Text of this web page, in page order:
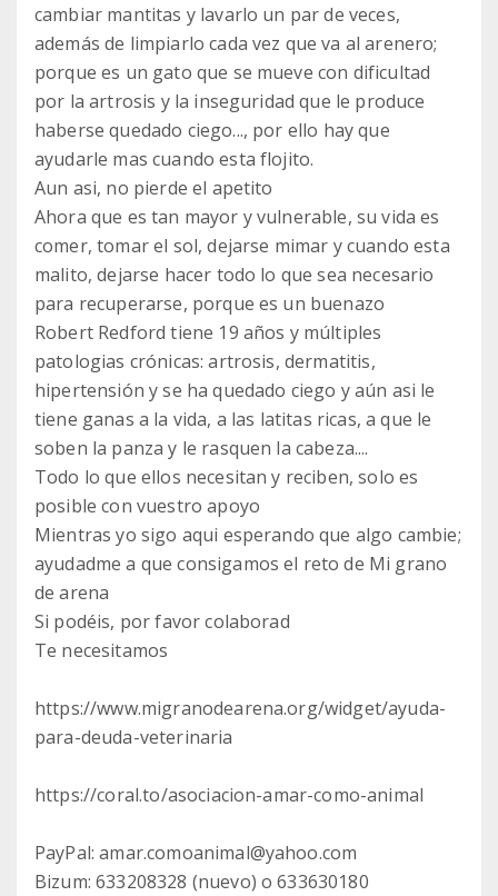
cambiar mantitas y lavarlo un par de veces,
además de limpiarlo cada vez que va al arenero;
porque es un gato que se mueve con dificultad
por la artrosis y la inseguridad que le produce
haberse quedado ciego..., por ello hay que
ayudarle mas cuando esta flojito.
Aun asi, no pierde el apetito
Ahora que es tan mayor y vulnerable, su vida es
comer, tomar el sol, dejarse mimar y cuando esta
malito, dejarse hacer todo lo que sea necesario
para recuperarse, porque es un buenazo
Robert Redford tiene 19 años y múltiples
patologias crónicas: artrosis, dermatitis,
hipertensión y se ha quedado ciego y aún asi le
tiene ganas a la vida, a las latitas ricas, a que le
soben la panza y le rasquen la cabeza....
Todo lo que ellos necesitan y reciben, solo es
posible con vuestro apoyo
Mientras yo sigo aqui esperando que algo cambie;
ayudadme a que consigamos el reto de Mi grano
de arena
Si podéis, por favor colaborad
Te necesitamos
https://www.migranodearena.org/widget/ayuda-
para-deuda-veterinaria
https://coral.to/asociacion-amar-como-animal
PayPal: amar.comoanimal@yahoo.com
Bizum: 633208328 (nuevo) o 633630180